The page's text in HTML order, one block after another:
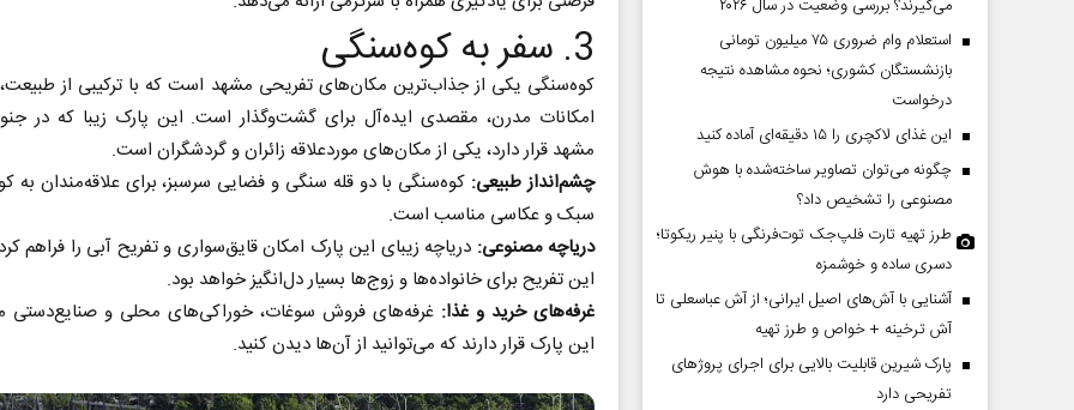
3. سفر به کوه‌سنگی
کوه‌سنگی یکی از جذاب‌ترین مکان‌های تفریحی مشهد است که با ترکیبی از طبیعت،
امکانات مدرن، مقصدی ایده‌آل برای گشت‌وگذار است. این پارک زیبا که در
مشهد قرار دارد، یکی از مکان‌های موردعلاقه زائران و گردشگران است.
چشم‌انداز طبیعی: کوه‌سنگی با دو قله سنگی و فضایی سرسبز، برای علاقه‌مندان به
سبک و عکاسی مناسب است.
دریاچه مصنوعی: دریاچه زیبای این پارک امکان قایق‌سواری و تفریح آبی را فراهم
این تفریح برای خانواده‌ها و زوج‌ها بسیار دل‌انگیز خواهد بود.
غرفه‌های خرید و غذا: غرفه‌های فروش سوغات، خوراکی‌های محلی و صنایع‌دستی
این پارک قرار دارند که می‌توانید از آن‌ها دیدن کنید.
می‌گیرند؟ بررسی وضعیت در سال ۲۰۲۶
استعلام وام ضروری ۷۵ میلیون تومانی
بازنشستگان کشوری؛ نحوه مشاهده نتیجه
درخواست
این غذای لاکچری را ۱۵ دقیقه‌ای آماده کنید
چگونه می‌توان تصاویر ساخته‌شده با هوش
مصنوعی را تشخیص داد؟
طرز تهیه تارت فلپ‌جک توت‌فرنگی با پنیر ریکوتا؛
دسری ساده و خوشمزه
آشنایی با آش‌های اصیل ایرانی؛ از آش عباسعلی تا
آش ترخینه + خواص و طرز تهیه
پارک شیرین قابلیت‌ بالایی برای اجرای پروژهای
تفریحی دارد